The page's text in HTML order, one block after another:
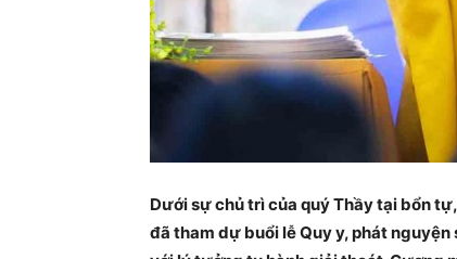
Dưới sự chủ trì của quý Thầy tại bổn
đã tham dự buổi lễ Quy y, phát